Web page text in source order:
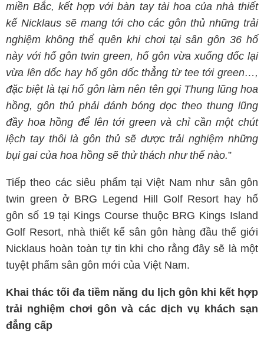
miền Bắc, kết hợp với bàn tay tài hoa của nhà thiết
kế Nicklaus sẽ mang tới cho các gôn thủ những trải
nghiệm không thể quên khi chơi tại sân gôn 36 hố
này với hố gôn twin green, hố gôn vừa xuống dốc lại
vừa lên dốc hay hố gôn dốc thẳng từ tee tới green…,
đặc biệt là tại hố gôn làm nên tên gọi Thung lũng hoa
hồng, gôn thủ phải đánh bóng dọc theo thung lũng
đầy hoa hồng để lên tới green và chỉ cần một chút
lệch tay thôi là gôn thủ sẽ được trải nghiệm những
bụi gai của hoa hồng sẽ thử thách như thế nào.”
Tiếp theo các siêu phẩm tại Việt Nam như sân gôn
twin green ở BRG Legend Hill Golf Resort hay hố
gôn số 19 tại Kings Course thuộc BRG Kings Island
Golf Resort, nhà thiết kế sân gôn hàng đầu thế giới
Nicklaus hoàn toàn tự tin khi cho rằng đây sẽ là một
tuyệt phẩm sân gôn mới của Việt Nam.
Khai thác tối đa tiềm năng du lịch gôn khi kết hợp
trải nghiệm chơi gôn và các dịch vụ khách sạn
đẳng cấp